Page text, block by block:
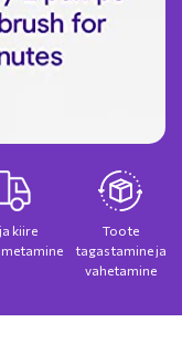
kiire
Toote
tagastamine ja
vahetamine